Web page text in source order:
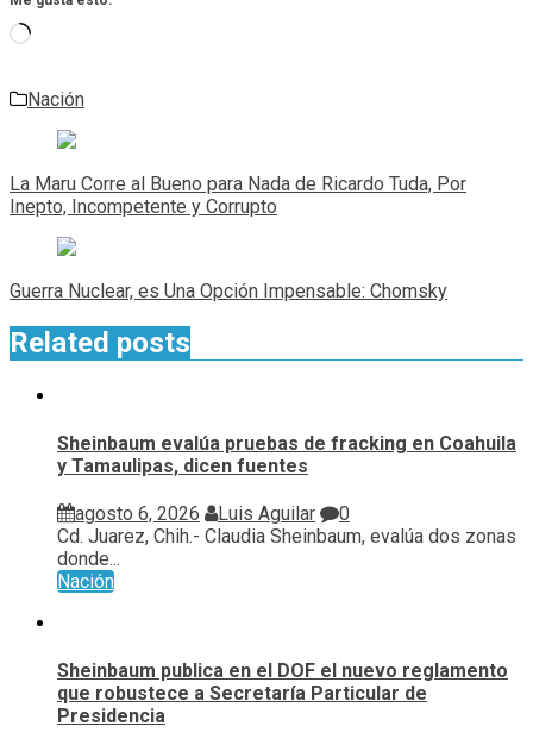
Cargando...
Nación
Navegación
de
entradas
La Maru Corre al Bueno para Nada de Ricardo Tuda, Por
Inepto, Incompetente y Corrupto
Guerra Nuclear, es Una Opción Impensable: Chomsky
Related posts
Sheinbaum evalúa pruebas de fracking en Coahuila
y Tamaulipas, dicen fuentes
agosto 6, 2026 Luis Aguilar
0
Cd. Juarez, Chih.- Claudia Sheinbaum, evalúa ⁠dos zonas
donde...
Nación
Sheinbaum publica en el DOF el nuevo reglamento
que robustece a Secretaría Particular de
Presidencia